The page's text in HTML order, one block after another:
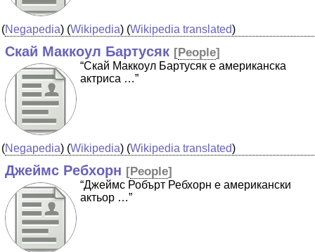
(Negapedia) (Wikipedia) (Wikipedia translated)
Скай Маккоул Бартусяк [People]
“Скай Маккоул Бартусяк е американска
актриса …”
(Negapedia) (Wikipedia) (Wikipedia translated)
Джеймс Ребхорн [People]
“Джеймс Робърт Ребхорн е американски
актьор …”